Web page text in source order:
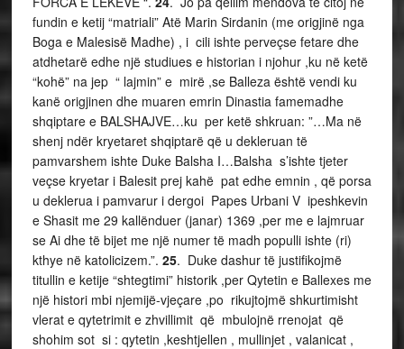
fundin e ketij “matriali” Atë Marin Sirdanin (me origjinë nga
Boga e Malesisë Madhe) , i cili ishte perveçse fetare dhe
atdhetarë edhe një studiues e historian i njohur ,ku në ketë
“kohë” na jep “ lajmin” e mirë ,se Balleza është vendi ku
kanë origjinen dhe muaren emrin Dinastia famemadhe
shqiptare e BALSHAJVE…ku per ketë shkruan: ”…Ma në
shenj ndër kryetaret shqiptarë që u dekleruan të
pamvarshem ishte Duke Balsha I…Balsha s’ishte tjeter
veçse kryetar i Balesit prej kahë pat edhe emnin , që porsa
u deklerua i pamvarur i dergoi Papes Urbani V ipeshkevin
e Shasit me 29 kallënduer (janar) 1369 ,per me e lajmruar
se Ai dhe të bijet me një numer të madh populli ishte (ri)
kthye në katolicizem.”. 25. Duke dashur të justifikojmë
titullin e ketije “shtegtimi” historik ,per Qytetin e Ballexes me
një histori mbi njemijë-vjeçare ,po rikujtojmë shkurtimisht
vlerat e qytetrimit e zhvillimit që mbulojnë rrenojat që
shohim sot si : qytetin ,keshtjellen , mullinjet , valanicat ,